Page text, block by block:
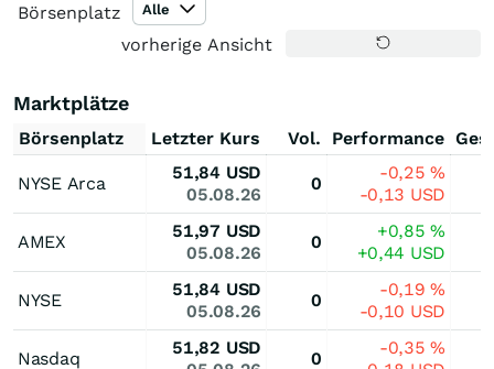
Börsenplatz Alle
vorherige Ansicht
Marktplätze
Börsenplatz Letzter Kurs Vol. Performance
NYSE Arca
51,84 USD
05.08.26
0
-0,25%
-0,13 USD
AMEX
51,97 USD
05.08.26
0
+0,85%
+0,44 USD
NYSE
51,84 USD
05.08.26
0
-0,19%
-0,10 USD
Nasdaq
51,82 USD
0
-0,35%